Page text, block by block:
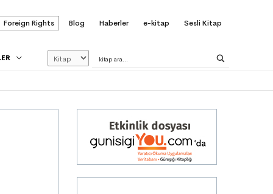
Foreign Rights Blog Haberler e-kitap Sesli Kitap